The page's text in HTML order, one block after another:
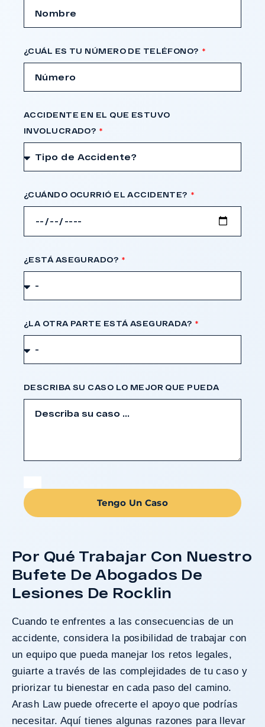
¿CUÁL ES TU NÚMERO DE TELÉFONO?
ACCIDENTE EN EL QUE ESTUVO
INVOLUCRADO?
¿CUÁNDO OCURRIÓ EL ACCIDENTE?
¿ESTÁ ASEGURADO?
¿LA OTRA PARTE ESTÁ ASEGURADA?
DESCRIBA SU CASO LO MEJOR QUE PUEDA
Tengo Un Caso
Por Qué Trabajar Con Nuestro
Bufete De Abogados De
Lesiones De Rocklin
Cuando te enfrentes a las consecuencias de un
accidente, considera la posibilidad de trabajar con
un equipo que pueda manejar los retos legales,
guiarte a través de las complejidades de tu caso y
priorizar tu bienestar en cada paso del camino.
Arash Law puede ofrecerte el apoyo que podrías
necesitar. Aquí tienes algunas razones para llevar